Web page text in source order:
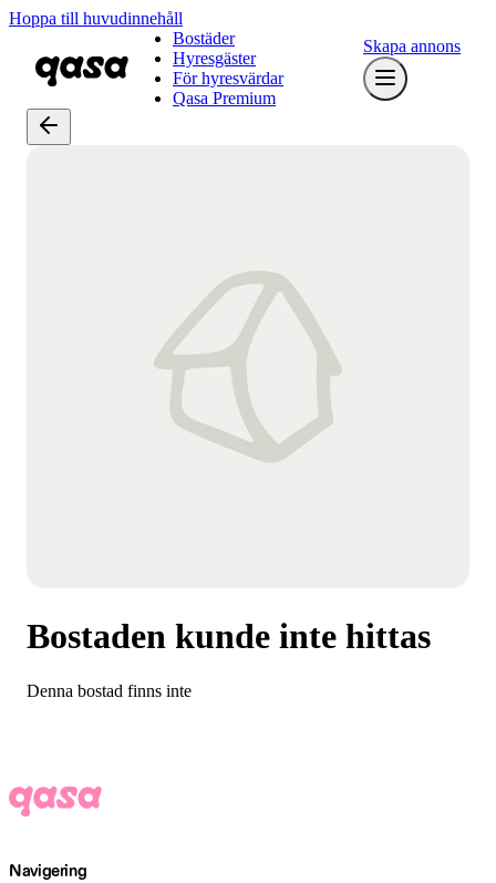
Hoppa till huvudinnehåll
Bostäder
Hyresgäster
För hyresvärdar
Qasa Premium
Skapa annons
Bostaden kunde inte hittas
Denna bostad finns inte
Navigering